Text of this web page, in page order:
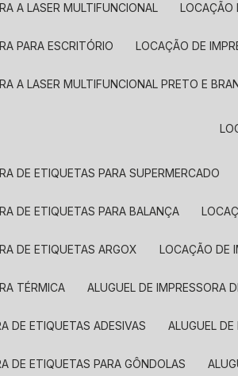
A LASER MULTIFUNCIONAL
PARA ESCRITÓRIO LOCAÇÃO DE
A LASER MULTIFUNCIONAL PRETO E
DE ETIQUETAS PARA SUPERMERCADO
DE ETIQUETAS PARA BALANÇA
DE ETIQUETAS ARGOX LOCAÇÃO DE
TÉRMICA ALUGUEL DE IMPRESSORA
DE ETIQUETAS ADESIVAS ALUGUEL
DE ETIQUETAS PARA GÔNDOLAS